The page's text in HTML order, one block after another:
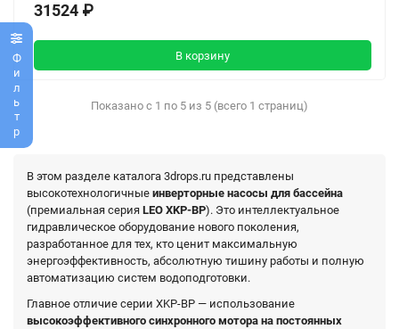
Фильтр
31524 ₽
В корзину
Показано с 1 по 5 из 5 (всего 1 страниц)
В этом разделе каталога 3drops.ru представлены
высокотехнологичные инверторные насосы для бассейна
(премиальная серия LEO XKP-BP). Это интеллектуальное
гидравлическое оборудование нового поколения,
разработанное для тех, кто ценит максимальную
энергоэффективность, абсолютную тишину работы и полную
автоматизацию систем водоподготовки.
Главное отличие серии XKP-BP — использование
высокоэффективного синхронного мотора на постоянных